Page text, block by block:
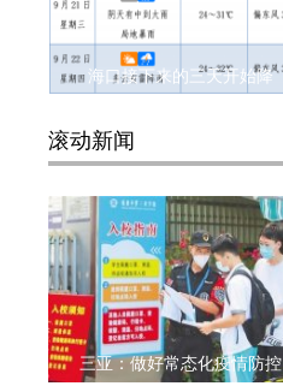
海口接下来的三天开始降
滚动新闻
三亚：做好常态化疫情防控